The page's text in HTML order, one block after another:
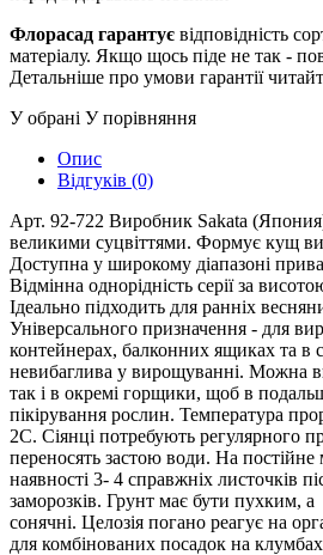
Флорасад гарантує відповідність
матеріалу. Якщо щось піде не так -
Детальніше про умови гарантії
У обрані У порівняння
Опис
Відгуків (0)
Арт. 92-722 Виробник Sakata
великими суцвіттями. Формує кущ
Доступна у широкому діапазоні
Відмінна однорідність серії за
Ідеально підходить для ранніх
Універсального призначення - для
контейнерах, балконних ящиках та в
невибаглива у вирощуванні. Можна
так і в окремі горщики, щоб в
пікірування рослин. Температура
2С. Сіянці потребують регулярного
переносять застою води. На
наявності 3- 4 справжніх листочків
заморозків. Грунт має бути пухким,
сонячні. Целозія погано реагує на
для комбінованих посадок на